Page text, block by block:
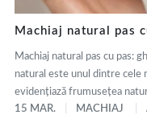
Machiaj natural pas
Machiaj natural pas cu pas:
natural este unul dintre cele
evidențiază frumusețea
15 MAR.
MACHIAJ